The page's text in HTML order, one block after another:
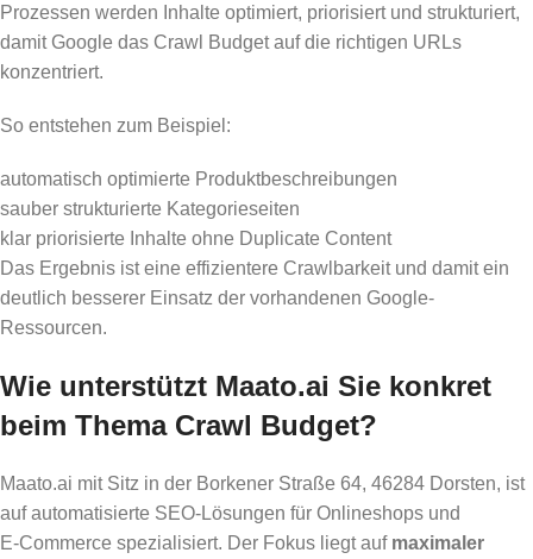
Prozessen werden Inhalte optimiert, priorisiert und strukturiert,
damit Google das Crawl Budget auf die richtigen URLs
konzentriert.
So entstehen zum Beispiel:
automatisch optimierte Produktbeschreibungen
sauber strukturierte Kategorieseiten
klar priorisierte Inhalte ohne Duplicate Content
Das Ergebnis ist eine effizientere Crawlbarkeit und damit ein
deutlich besserer Einsatz der vorhandenen Google-
Ressourcen.
Wie unterstützt Maato.ai Sie konkret
beim Thema Crawl Budget?
Maato.ai mit Sitz in der Borkener Straße 64, 46284 Dorsten, ist
auf automatisierte SEO-Lösungen für Onlineshops und
E‑Commerce spezialisiert. Der Fokus liegt auf maximaler